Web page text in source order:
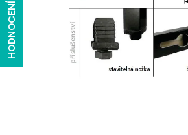
HODNOCENÍ